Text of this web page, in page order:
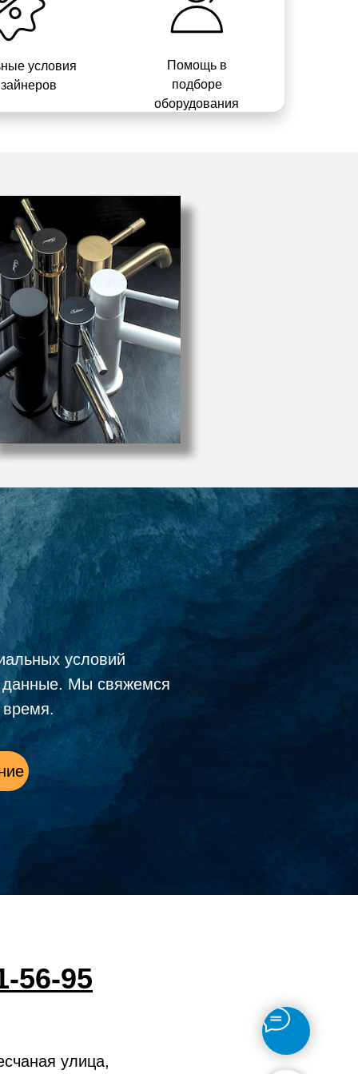
условия
Помощь в
подборе
оборудования
условий
данные. Мы свяжемся
56-95
улица,